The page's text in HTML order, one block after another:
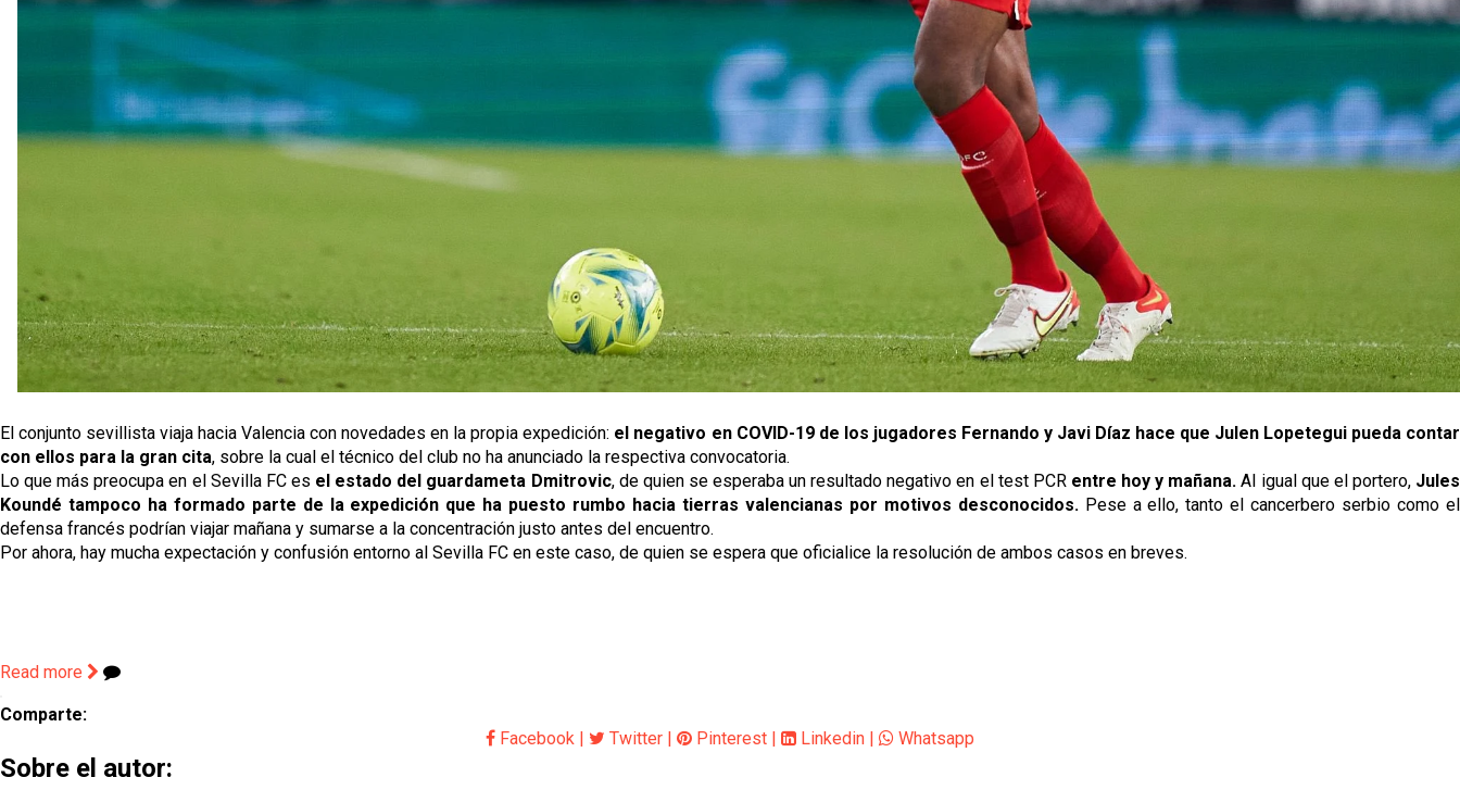
El conjunto sevillista viaja hacia Valencia con novedades en la propia expedición: el negativo en COVID-19 de los jugadores Fernando y Javi Díaz hace que Julen Lopetegui pueda contar
con ellos para la gran cita, sobre la cual el técnico del club no ha anunciado la respectiva convocatoria.
Lo que más preocupa en el Sevilla FC es el estado del guardameta Dmitrovic, de quien se esperaba un resultado negativo en el test PCR entre hoy y mañana. Al igual que el portero, Jules
Koundé tampoco ha formado parte de la expedición que ha puesto rumbo hacia tierras valencianas por motivos desconocidos.Pese a ello, tanto el cancerbero serbio como el
defensa francés podrían viajar mañana y sumarse a la concentración justo antes del encuentro.
Por ahora, hay mucha expectación y confusión entorno al Sevilla FC en este caso, de quien se espera que oficialice la resolución de ambos casos en breves.
Read more
Comparte:
Facebook | Twitter | Pinterest | Linkedin | Whatsapp
Sobre el autor: